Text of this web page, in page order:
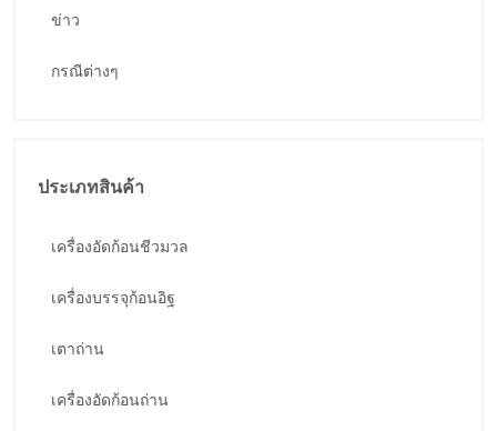
ข่าว
กรณีต่างๆ
ประเภทสินค้า
เครื่องอัดก้อนชีวมวล
เครื่องบรรจุก้อนอิฐ
เตาถ่าน
เครื่องอัดก้อนถ่าน